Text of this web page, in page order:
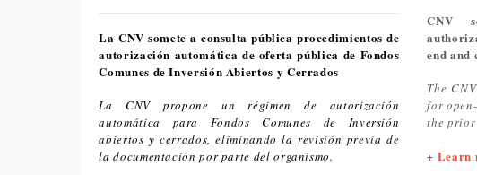
La CNV somete a consulta pública procedimientos de
autorización automática de oferta pública de Fondos
Comunes de Inversión Abiertos y Cerrados
La CNV propone un régimen de autorización
automática para Fondos Comunes de Inversión
abiertos y cerrados, eliminando la revisión previa de
la documentación por parte del organismo.
CNV
end and
The
for
the prior
+ Learn